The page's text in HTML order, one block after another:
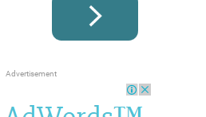
Advertisement